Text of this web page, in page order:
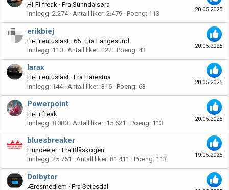
20.05.2025
Hi-Fi freak · Fra Sunndalsøra
Innlegg 2.274 Antall liker 2.479 Poeng 113
20.05.2025
erikbiej
Hi-Fi entusiast · 65 · Fra Langesund
Innlegg 110 Antall liker 222 Poeng 43
20.05.2025
larax
Hi-Fi entusiast · Fra Harestua
Innlegg 144 Antall liker 316 Poeng 63
20.05.2025
Powerpoint
Hi-Fi freak
Innlegg 8.080 Antall liker 15.621 Poeng 113
19.05.2025
bluesbreaker
Hundeeier · Fra Blåskogen
Innlegg 25.751 Antall liker 81.411 Poeng 113
Dolbytor
Æresmedlem · Fra Setesdal